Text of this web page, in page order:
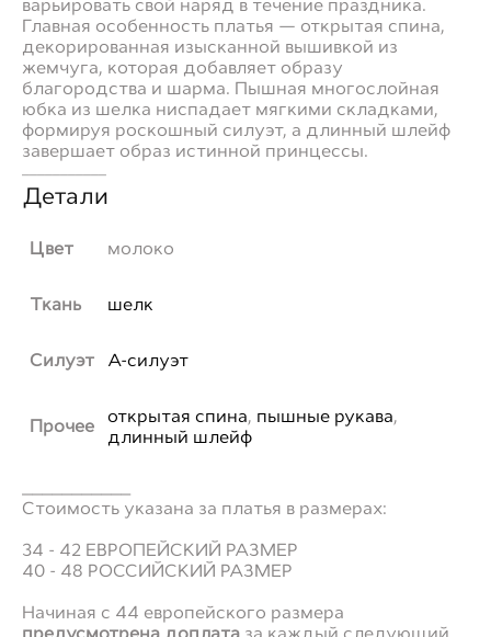
варьировать свой наряд в течение праздника.
Главная особенность платья — открытая спина,
декорированная изысканной вышивкой из
жемчуга, которая добавляет образу
благородства и шарма. Пышная многослойная
юбка из шелка ниспадает мягкими складками,
формируя роскошный силуэт, а длинный шлейф
завершает образ истинной принцессы.
Детали
Цвет молоко
Ткань шелк
Силуэт А-силуэт
Прочее открытая спина, пышные рукава,
длинный шлейф
Стоимость указана за платья в размерах:
34 - 42 ЕВРОПЕЙСКИЙ РАЗМЕР
40 - 48 РОССИЙСКИЙ РАЗМЕР
Начиная с 44 европейского размера